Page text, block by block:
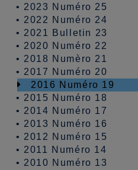
• 2023 Numéro 25
• 2022 Numéro 24
• 2021 Bulletin 23
• 2020 Numéro 22
• 2018 Numèro 21
• 2017 Numéro 20
2016 Numéro 19
• 2015 Numéro 18
• 2014 Numéro 17
• 2013 Numéro 16
• 2012 Numéro 15
• 2011 Numéro 14
• 2010 Numéro 13